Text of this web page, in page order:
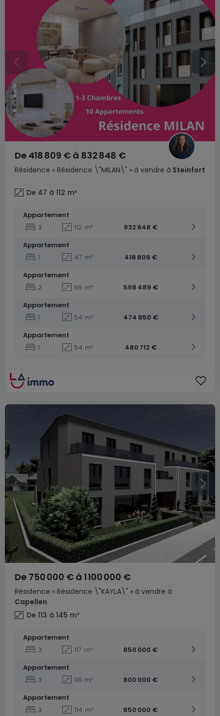
Résidence « Résidence \"MILAN\" » à vendre à Steinfort
De 418 809 € à 832 848 €
De 47 à 112 m²
Appartement
3
112 m²
832 848 €
Appartement
1
47 m²
418 809 €
Appartement
2
69 m²
598 489 €
Appartement
1
54 m²
474 850 €
Appartement
1
54 m² 480 712 €
Résidence « Résidence \"KAYLA\" » à vendre à
Capellen
De 750 000 € à 1 100 000 €
De 113 à 145 m²
Appartement
3
117 m²
850 000 €
Appartement
3
116 m²
800 000 €
Appartement
3
114 m²
850 000 €